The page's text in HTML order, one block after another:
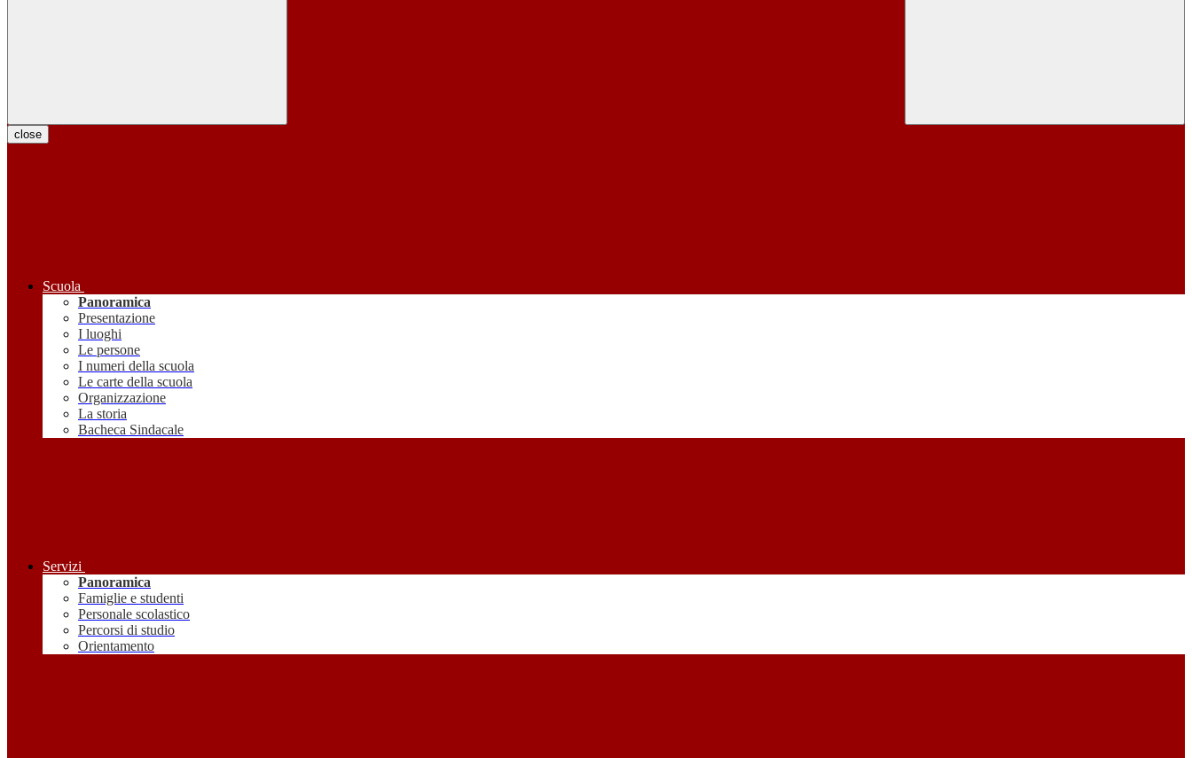
close
Scuola
Panoramica
Presentazione
I luoghi
Le persone
I numeri della scuola
Le carte della scuola
Organizzazione
La storia
Bacheca Sindacale
Servizi
Panoramica
Famiglie e studenti
Personale scolastico
Percorsi di studio
Orientamento